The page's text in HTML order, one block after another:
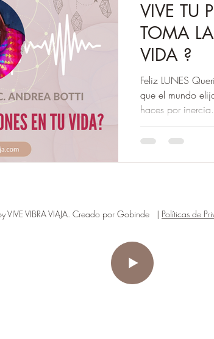
VIVE TU
TOMA
VIDA ?
Feliz LUNES
que el mundo
haces por
VIBRA VIAJA. Creado por Gobinde | Políticas de